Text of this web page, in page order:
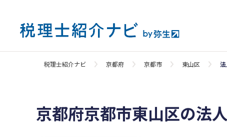
税理士紹介ナビ 京都府 京都市 東山区
京都府京都市東山区の法